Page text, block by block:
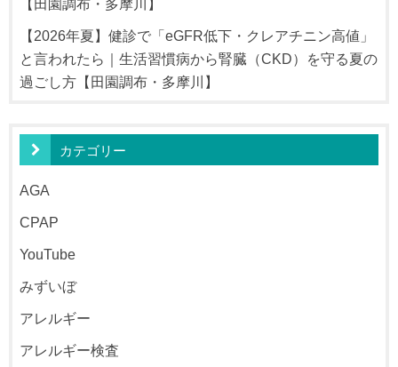
【田園調布・多摩川】
【2026年夏】健診で「eGFR低下・クレアチニン高値」
と言われたら｜生活習慣病から腎臓（CKD）を守る夏の
過ごし方【田園調布・多摩川】
カテゴリー
AGA
CPAP
YouTube
みずいぼ
アレルギー
アレルギー検査